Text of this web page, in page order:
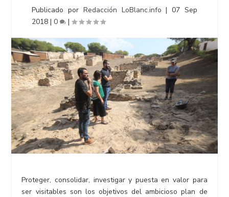
Publicado por Redacción LoBlanc.info | 07 Sep
2018 |0 |
Proteger, consolidar, investigar y puesta en valor para
ser visitables son los objetivos del ambicioso plan de